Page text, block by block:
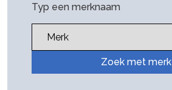
Typ een merknaam
Zoek met merk